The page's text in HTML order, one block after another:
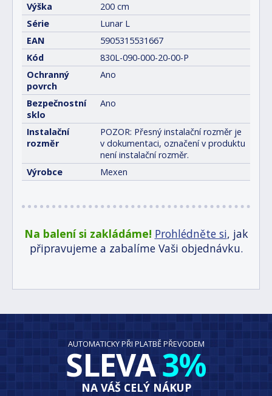
Výška
200 cm
Série
Lunar L
EAN
5905315531667
Kód
830L-090-000-20-00-P
Ochranný
povrch
Ano
Bezpečnostní
sklo
Ano
Instalační
rozměr
POZOR: Přesný instalační rozměr je
v dokumentaci, označení v produktu
není instalační rozměr.
Výrobce
Mexen
Na balení si zakládáme! Prohlédněte si, jak
připravujeme a zabalíme Vaši objednávku.
AUTOMATICKY PŘI PLATBĚ PŘEVODEM
SLEVA3%
NA VÁŠ CELÝ NÁKUP